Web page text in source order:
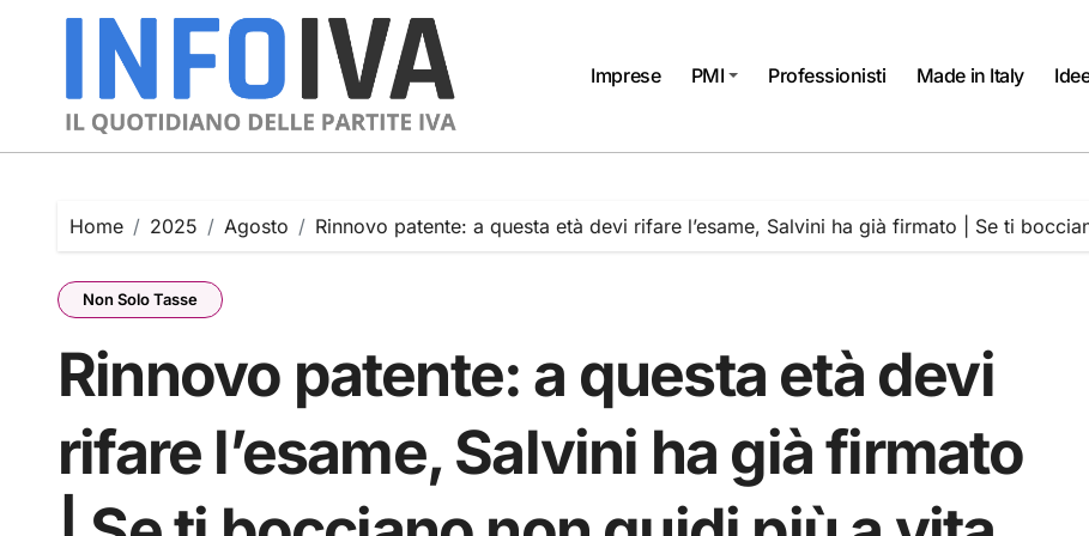
Imprese PMI Professionisti Made in Italy
Home 2025 Agosto Rinnovo patente: a questa età devi rifare l’esame, Salvini ha già firmato | Se ti
Non Solo Tasse
Rinnovo patente: a questa età devi
rifare l’esame, Salvini ha già firmato